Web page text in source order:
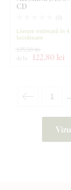
CD
( 0)
Livrare estimată în 4
lucrătoare
de la 122,80 lei
175,50 lei
1